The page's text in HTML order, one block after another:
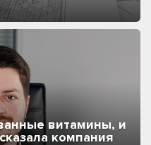
витамины, и
компания